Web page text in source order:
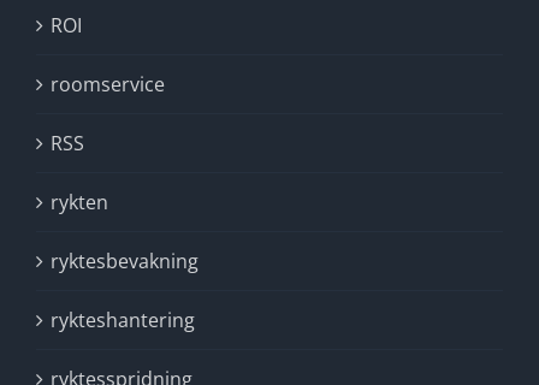
ROI
roomservice
RSS
rykten
ryktesbevakning
rykteshantering
ryktesspridning